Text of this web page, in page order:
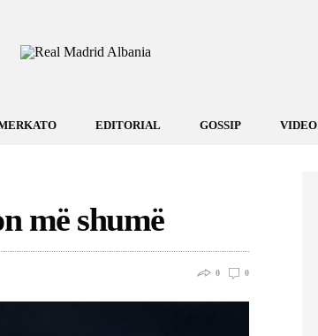
EDITORIAL GOSSIP VIDEO
më shumë
0 0